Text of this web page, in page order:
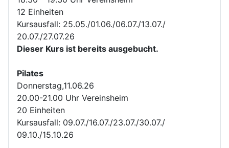
12 Einheiten
Kursausfall: 25.05./01.06./06.07./13.07./
20.07./27.07.26
Dieser Kurs ist bereits ausgebucht.
Pilates
Donnerstag,11.06.26
20.00-21.00 Uhr Vereinsheim
20 Einheiten
Kursausfall: 09.07./16.07./23.07./30.07./
09.10./15.10.26